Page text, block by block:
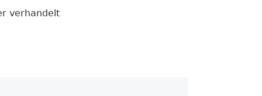
verhandelt